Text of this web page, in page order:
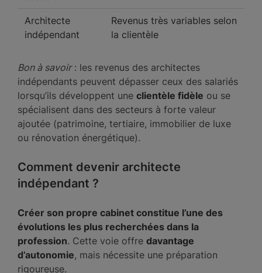
Architecte
indépendant
Revenus très variables selon
la clientèle
Bon à savoir: les revenus des architectes
indépendants peuvent dépasser ceux des salariés
lorsqu’ils développent une clientèle fidèle ou se
spécialisent dans des secteurs à forte valeur
ajoutée (patrimoine, tertiaire, immobilier de luxe
ou rénovation énergétique).
Comment devenir architecte
indépendant ?
Créer son propre cabinet constitue l’une des
évolutions les plus recherchées dans la
profession. Cette voie offre davantage
d’autonomie, mais nécessite une préparation
rigoureuse.